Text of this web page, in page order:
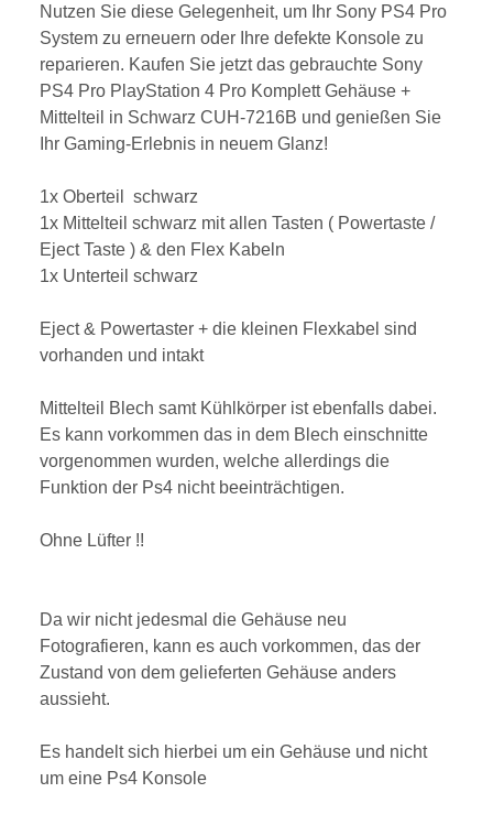
Nutzen Sie diese Gelegenheit, um Ihr Sony PS4 Pro
System zu erneuern oder Ihre defekte Konsole zu
reparieren. Kaufen Sie jetzt das gebrauchte Sony
PS4 Pro PlayStation 4 Pro Komplett Gehäuse +
Mittelteil in Schwarz CUH-7216B und genießen Sie
Ihr Gaming-Erlebnis in neuem Glanz!
1x Oberteil schwarz
1x Mittelteil schwarz mit allen Tasten ( Powertaste /
Eject Taste ) & den Flex Kabeln
1x Unterteil schwarz
Eject & Powertaster + die kleinen Flexkabel sind
vorhanden und intakt
Mittelteil Blech samt Kühlkörper ist ebenfalls dabei.
Es kann vorkommen das in dem Blech einschnitte
vorgenommen wurden, welche allerdings die
Funktion der Ps4 nicht beeinträchtigen.
Ohne Lüfter !!
Da wir nicht jedesmal die Gehäuse neu
Fotografieren, kann es auch vorkommen, das der
Zustand von dem gelieferten Gehäuse anders
aussieht.
Es handelt sich hierbei um ein Gehäuse und nicht
um eine Ps4 Konsole